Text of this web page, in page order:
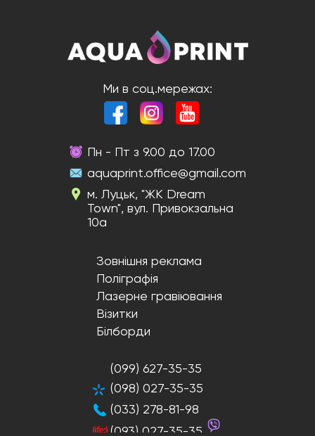
Ми в соц.мережах:
Пн - Пт з 9.00 до 17.00
aquaprint.office@gmail.com
м. Луцьк, "ЖК Dream
Town", вул. Привокзальна
10а
Зовнішня реклама
Поліграфія
Лазерне гравіювання
Візитки
Білборди
(099) 627-35-35
(098) 027-35-35
(033) 278-81-98
(093) 027-35-35